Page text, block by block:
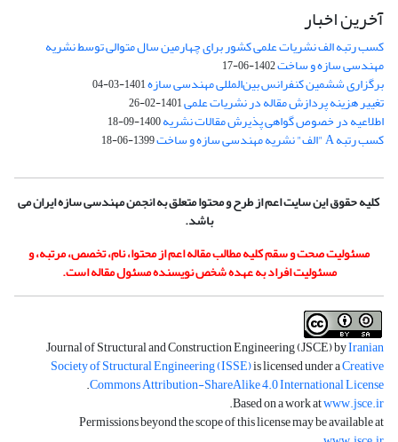
آخرین اخبار
کسب رتبه الف نشریات علمی کشور برای چهارمین سال متوالی توسط نشریه
مهندسی سازه و ساخت1402-06-17
برگزاری ششمین کنفرانس بین‌المللی مهندسی سازه1401-03-04
تغییر هزینه پردازش مقاله در نشریات علمی1401-02-26
اطلاعیه در خصوص گواهی پذیرش مقالات نشریه1400-09-18
کسب رتبه A "الف" نشریه مهندسی سازه و ساخت 1399-06-18
کلیه حقوق این سایت اعم از طرح و محتوا متعلق به انجمن مهندسی سازه ایران می
باشد.
مسئولیت صحت و سقم کلیه مطالب مقاله اعم از محتوا، نام، تخصص، مرتبه، و
مسئولیت افراد به عهده شخص نویسنده مسئول مقاله است.
Journal of Structural and Construction Engineering (JSCE) byIranian
Society of Structural Engineering (ISSE)is licensed under aCreative
Commons Attribution-ShareAlike 4.0 International License
.
Based on a work atwww.jsce.ir
.
Permissions beyond the scope of this license may be available at